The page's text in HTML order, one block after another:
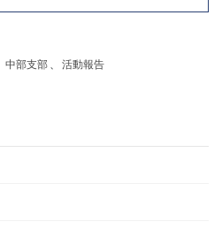
中部支部 活動報告